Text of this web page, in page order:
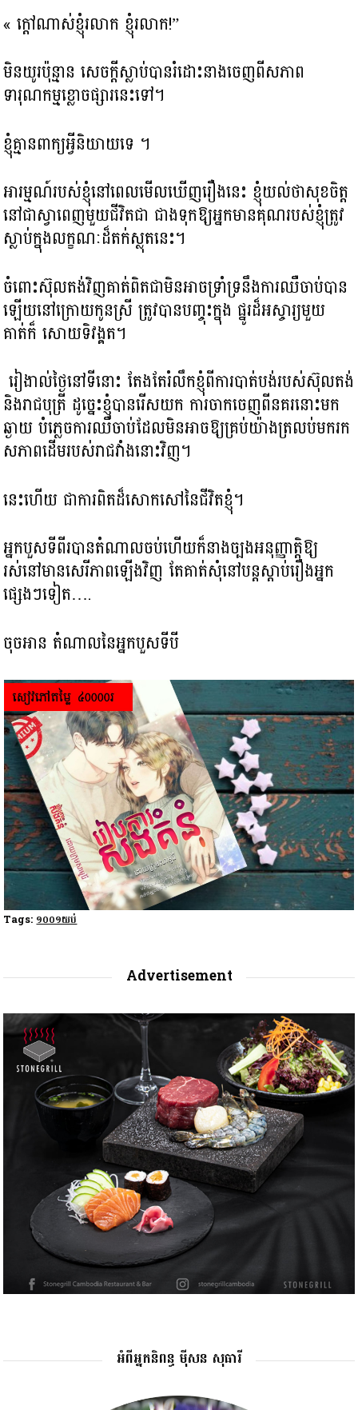
« ក្តៅណាស់ខ្ញុំរលាក ខ្ញុំរលាក​!”
មិនយូរប៉ុន្មាន សេចក្តីស្លាប់បានរំដោះនាងចេញ​ពីសភាព
ទារុណកម្មខ្លោចផ្សារនេះទៅ។
ខ្ញុំគ្មានពាក្យអ្វីនិយាយទេ ។
អារម្មណ៍របស់ខ្ញុំនៅពេលមើលឃើញរឿងនេះ​ ខ្ញុំយល់ថា​សុខចិត្ត
នៅជាស្វាពេញមួយជីវិតជា ជាងទុកឱ្យអ្នកមានគុណរបស់ខ្ញុំត្រូវ
ស្លាប់ក្នុងលក្ខណៈដ៏តក់ស្លុតនេះ។
ចំពោះស៊ុលតង់វិញគាត់ពិតជាមិនអាចទ្រាំទ្រនឹងការឈឺចាប់បាន​
ឡើយនៅក្រោយ​កូនស្រី ត្រូវបានបញ្ចុះក្នុង ផ្នូរដ៏អស្ចារ្យមួយ
គាត់ក៏ សោយទិវង្គត។
រៀងាល់ថ្ងៃនៅទីនោះ តែងតែរំលឹកខ្ញុំពីការបាត់បង់របស់ស៊ុលតង់
និងរាជបុត្រី ដូច្នេះ​ខ្ញុំបានរើសយក ការចាកចេញពីនគរនោះមក
ឆ្ងាយ បំភ្លេច​ការឈឺចាប់ដែលមិនអាច​ឱ្យគ្រប់យ៉ាង​ត្រលប់មករក
សភាពដើម​របស់រាជវាំងនោះវិញ។
នេះហើយ​ ជាការពិតដ៏សោកសៅនៃជីវិតខ្ញុំ។
អ្នកបួសទីពីរបានតំណាលចប់ហើយ​ក៏នាង​ច្បងអនុញ្ញាត្តិឱ្យ
រស់នៅមាន​សេរីភាពឡើងវិញ តែគាត់សុំនៅបន្តស្តាប់រឿង​អ្នក
ផ្សេងៗទៀត….
ចុចអាន តំណាលនៃអ្នកបួសទីបី
Tags:១០០១យប់
Advertisement
អំពីអ្នកនិពន្ធ ម៉ីសន សុធារី